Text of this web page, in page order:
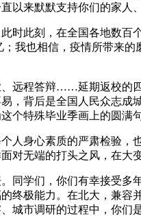
以来默默支持你们的家人
时此刻，在全国各地数百
我也相信，疫情所带来的
、远程答辩……延期返校的
，背后是全国人民众志成
个特殊毕业季画上的圆满句
人身心素质的严肃检验，
对无端的打头之风，在大
同学们，你们有幸接受多
终极能力。在北大，兼容
城市调研的过程中，你们